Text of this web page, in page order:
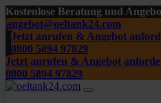
Kostenlose Beratung und
angebot@oeltank24.com
Jetzt anrufen & Angebot
0800 5894 97829
Jetzt anrufen & Angebot
0800 5894 97829